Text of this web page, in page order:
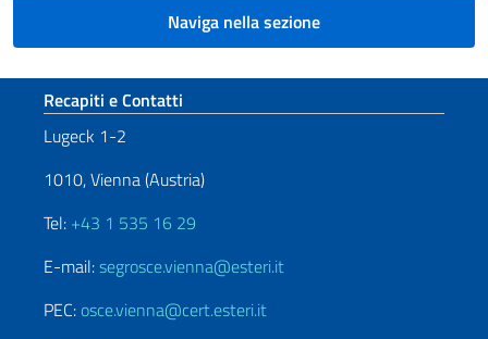
Naviga nella sezione
Sezione footer
Recapiti e Contatti
Lugeck 1-2
1010, Vienna (Austria)
Tel: +43 1 535 16 29
E-mail:segrosce.vienna@esteri.it
PEC: osce.vienna@cert.esteri.it